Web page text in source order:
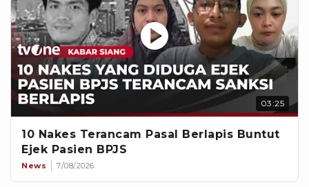
03:25
10 Nakes Terancam Pasal Berlapis Buntut
Ejek Pasien BPJS
News 7/08/2026